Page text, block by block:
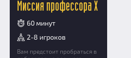
Миссия профессора Х
60 минут
2-8 игроков
Вам предстоит пробраться в